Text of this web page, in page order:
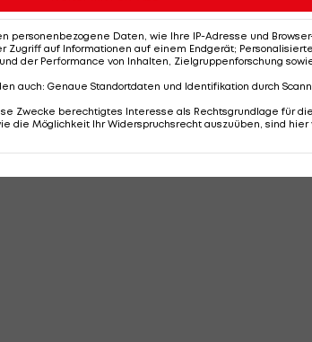
personenbezogene Daten, wie Ihre IP-Adresse und
Zugriff auf Informationen auf einem Endgerät;
der Performance von Inhalten, Zielgruppenforschung
auch: Genaue Standortdaten und Identifikation durch
Zwecke berechtigtes Interesse als Rechtsgrundlage für die
die Möglichkeit Ihr Widerspruchsrecht auszuüben, sind